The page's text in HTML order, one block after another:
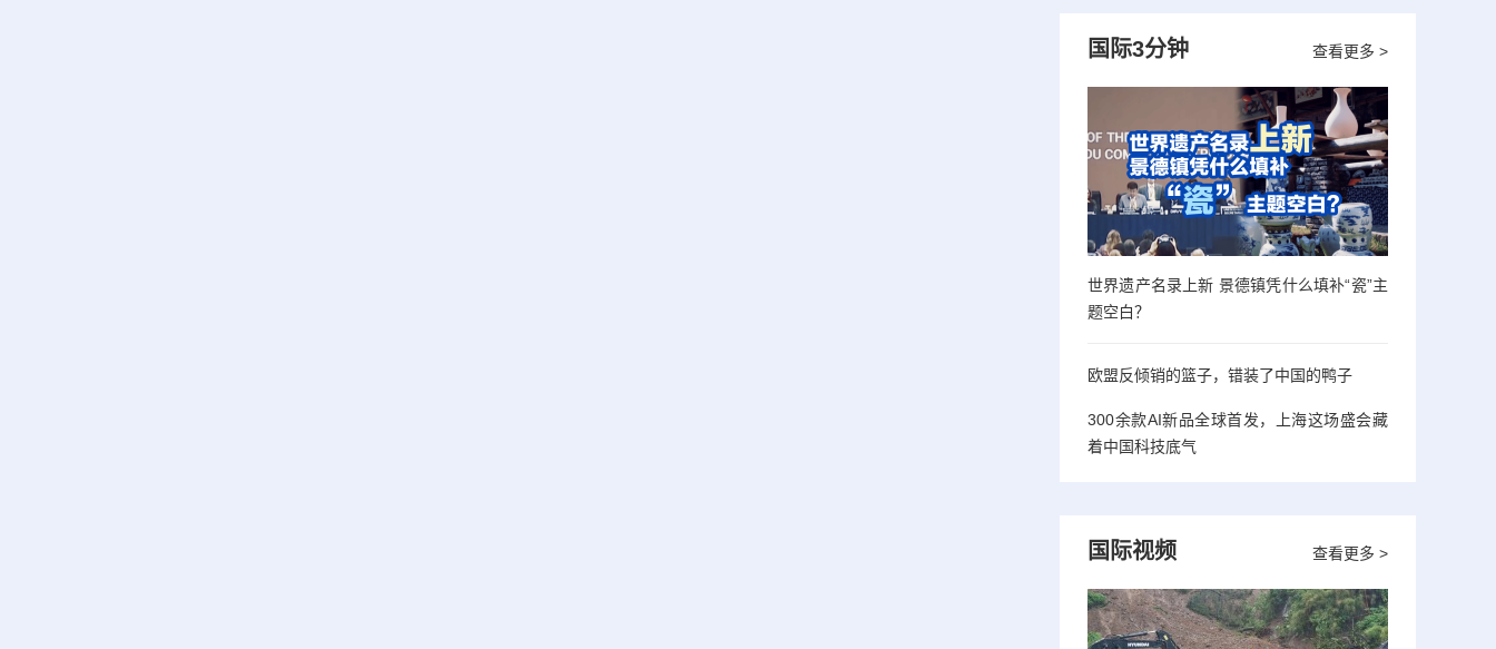
查看更多 >
国际3分钟
世界遗产名录上新 景德镇凭什么填补“瓷”主
题空白？
欧盟反倾销的篮子，错装了中国的鸭子
300余款AI新品全球首发，上海这场盛会藏
着中国科技底气
查看更多 >
国际视频